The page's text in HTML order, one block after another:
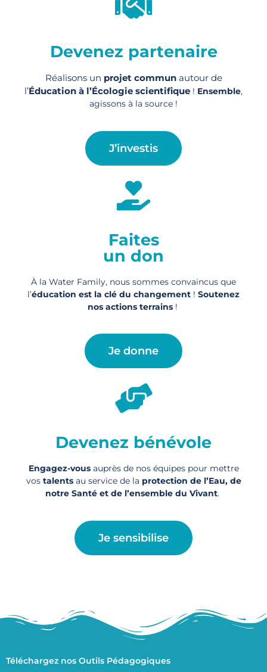
Devenez partenaire
Réalisons un projet communautour de
l’Éducation à l’Écologie scientifique ! Ensemble,
agissons à la source !
J’investis
Faites
un don
À la Water Family, nous sommes convaincus que
l’éducation est la clé du changement ! Soutenez
nos actions terrains!
Je donne
Devenez bénévole
Engagez-vousauprès de nos équipes pour mettre
vos talentsau service de la protection de l’Eau, de
notre Santé et de l’ensemble du Vivant.
Je sensibilise
Téléchargez nos Outils Pédagogiques